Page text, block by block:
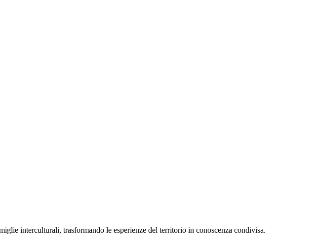
interculturali, trasformando le esperienze del territorio in conoscenza condivisa.